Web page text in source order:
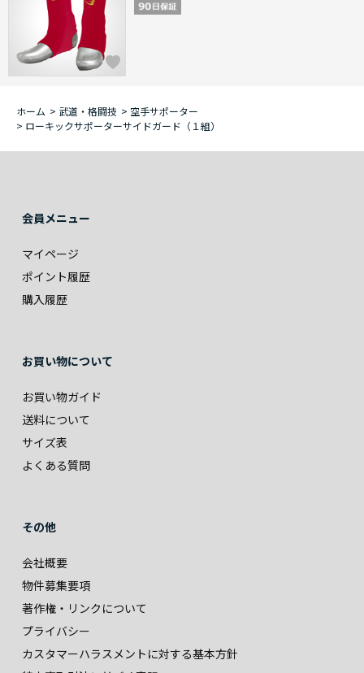
ホーム > 武道・格闘技 > 空手サポーター
> ローキックサポーターサイドガード（１組）
会員メニュー
マイページ
ポイント履歴
購入履歴
お買い物について
お買い物ガイド
送料について
サイズ表
よくある質問
その他
会社概要
物件募集要項
著作権・リンクについて
プライバシー
カスタマーハラスメントに対する基本方針